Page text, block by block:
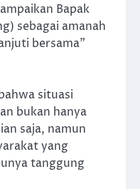
Bapak
sebagai amanah
bersama”
situasi
bukan hanya
saja, namun
yang
tanggung